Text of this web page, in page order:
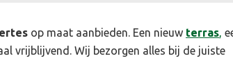
op maat aanbieden. Een nieuw terras,
vrijblijvend. Wij bezorgen alles bij de juiste